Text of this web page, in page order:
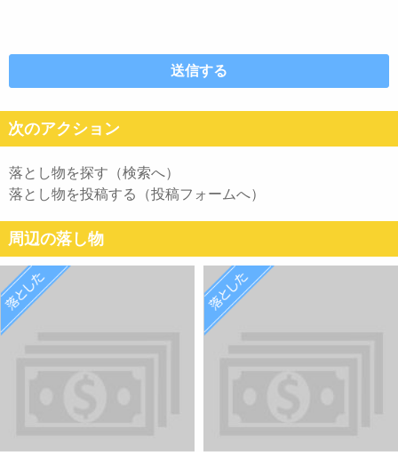
次のアクション
落とし物を探す（検索へ）
落とし物を投稿する（投稿フォームへ）
周辺の落し物